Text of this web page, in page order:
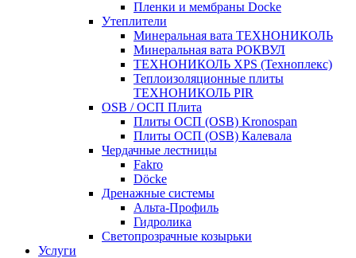
Пленки и мембраны Docke
Утеплители
Минеральная вата ТЕХНОНИКОЛЬ
Минеральная вата РОКВУЛ
ТЕХНОНИКОЛЬ XPS (Техноплекс)
Теплоизоляционные плиты
ТЕХНОНИКОЛЬ PIR
OSB / ОСП Плита
Плиты ОСП (OSB) Kronospan
Плиты ОСП (OSB) Калевала
Чердачные лестницы
Fakro
Döcke
Дренажные системы
Альта-Профиль
Гидролика
Светопрозрачные козырьки
Услуги